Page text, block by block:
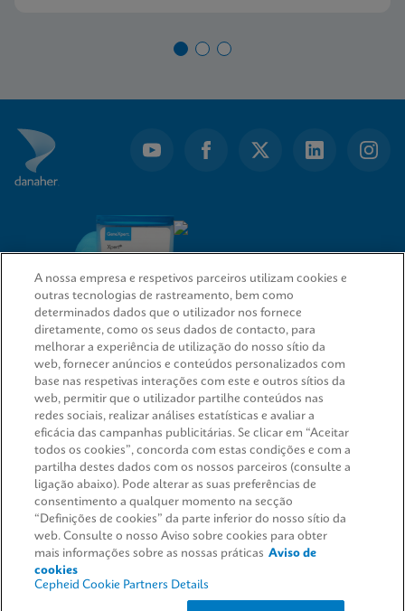
LIGAÇÕES RÁPIDAS
AVISOS LEGAIS
ACORDOS
A nossa empresa e respetivos parceiros utilizam cookies e
outras tecnologias de rastreamento, bem como
determinados dados que o utilizador nos fornece
diretamente, como os seus dados de contacto, para
melhorar a experiência de utilização do nosso sítio da
web, fornecer anúncios e conteúdos personalizados com
base nas respetivas interações com este e outros sítios da
web, permitir que o utilizador partilhe conteúdos nas
redes sociais, realizar análises estatísticas e avaliar a
eficácia das campanhas publicitárias. Se clicar em “Aceitar
todos os cookies”, concorda com estas condições e com a
partilha destes dados com os nossos parceiros (consulte a
ligação abaixo). Pode alterar as suas preferências de
consentimento a qualquer momento na secção
“Definições de cookies” da parte inferior do nosso sítio da
web. Consulte o nosso Aviso sobre cookies para obter
mais informações sobre as nossas práticas Aviso de
cookies
Cepheid Cookie Partners Details